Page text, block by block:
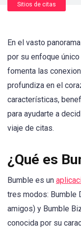
Sitios de citas
En el vasto
por su enfoque
fomenta las
profundiza en el
características,
para ayudarte a
viaje de citas.
¿Qué es
Bumble es un
tres modos: Bumble
amigos) y Bumble
conocida por su